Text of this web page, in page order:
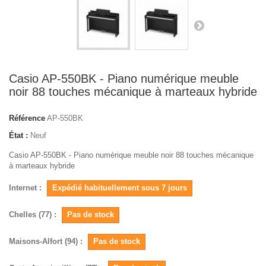
Casio AP-550BK - Piano numérique meuble
noir 88 touches mécanique à marteaux hybride
Référence AP-550BK
État : Neuf
Casio AP-550BK - Piano numérique meuble noir 88 touches mécanique
à marteaux hybride
Internet : Expédié habituellement sous 7 jours
Chelles (77) : Pas de stock
Maisons-Alfort (94) : Pas de stock